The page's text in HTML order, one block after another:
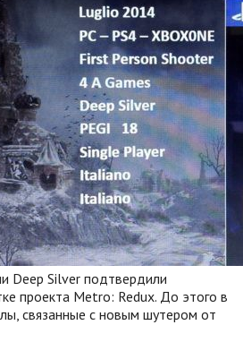
Deep Silver подтвердили
проекта Metro: Redux. До этого в
связанные с новым шутером от